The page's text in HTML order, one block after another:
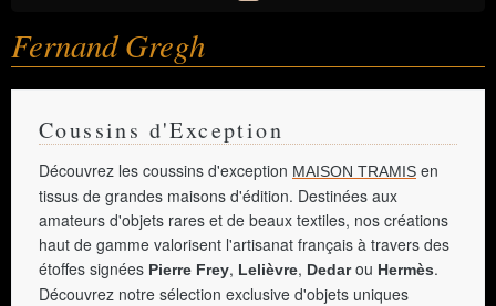
Fernand Gregh
Coussins d'Exception
Découvrez les coussins d'exception MAISON TRAMIS en
tissus de grandes maisons d'édition. Destinées aux
amateurs d'objets rares et de beaux textiles, nos créations
haut de gamme valorisent l'artisanat français à travers des
étoffes signées Pierre Frey, Lelièvre, Dedarou Hermès.
Découvrez notre sélection exclusive d'objets uniques